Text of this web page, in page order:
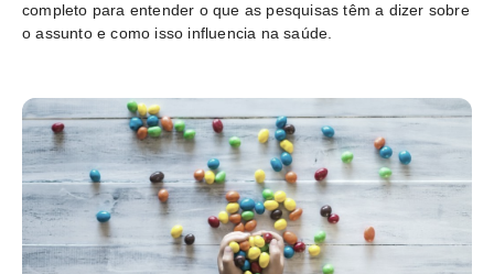
completo para entender o que as pesquisas têm a dizer sobre
o assunto e como isso influencia na saúde.